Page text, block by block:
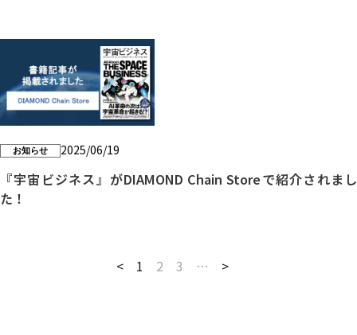
お知らせ 2025/06/19
『宇宙ビジネス』がDIAMOND Chain Storeで紹介されまし
た！
< 1 2 3 … >